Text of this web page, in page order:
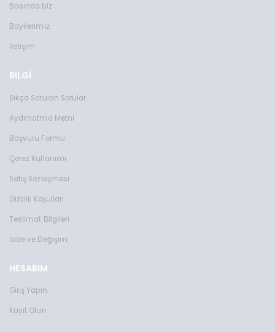
Basında biz
Bayilerimiz
İletişim
BİLGİ
Sıkça Sorulan Sorular
Aydınlatma Metni
Başvuru Formu
Çerez Kullanımı
Satış Sözleşmesi
Gizlilik Koşulları
Teslimat Bilgileri
İade ve Değişim
HESABIM
Giriş Yapın
Kayıt Olun